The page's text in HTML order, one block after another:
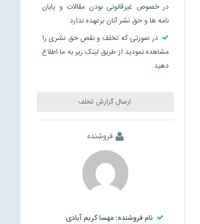
در خصوص غیرقانونی بودن مقالات و پایان
نامه ها و حق نشر آنان برعهده ندارد
در صورتی که تخلف و نقص حق نشری را
مشاهده نمودید از طریق لینک زیر به ما اطلاع
دهید.
ارسال گزارش تخلف
فروشنده
نام فروشنده: مهسا کریم آبادی